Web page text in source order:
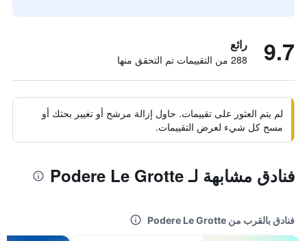
9.7 رائع
288 من التقييمات تم التحقق منها
لم يتم العثور على تقييمات. حاول إزالة مرشح أو تغيير بحثك أو
مسح كل شيء لعرض التقييمات.
فنادق مشابهة لـ Podere Le Grotte
فنادق بالقرب من Podere Le Grotte